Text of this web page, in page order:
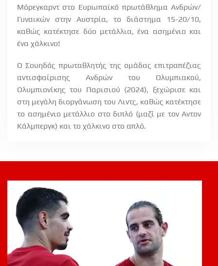
Μόρεγκαρντ στο Ευρωπαϊκό πρωτάθλημα Ανδρών/
Γυναικών στην Αυστρία, το διάστημα 15-20/10,
καθώς κατέκτησε δύο μετάλλια, ένα ασημένιο και
ένα χάλκινο!
Ο Σουηδός πρωταθλητής της ομάδας επιτραπέζιας
αντισφαίρισης Ανδρών του Ολυμπιακού,
Ολυμπιονίκης του Παρισιού (2024), ξεχώρισε και
στη μεγάλη διοργάνωση του Λιντς, καθώς κατέκτησε
το ασημένιο μετάλλιο στο διπλό (μαζί με τον Αντον
Κάλμπεργκ) και το χάλκινο στο απλό.